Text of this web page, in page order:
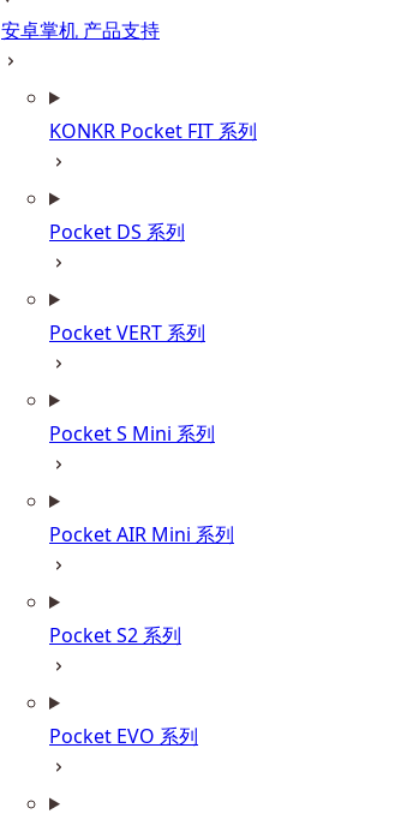
安卓掌机 产品支持
KONKR Pocket FIT 系列
Pocket DS 系列
Pocket VERT 系列
Pocket S Mini 系列
Pocket AIR Mini 系列
Pocket S2 系列
Pocket EVO 系列